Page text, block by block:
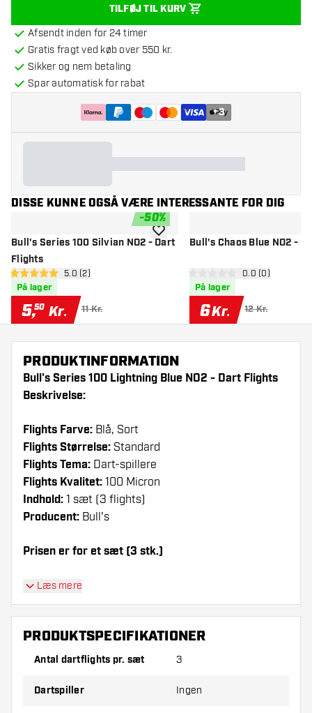
TILFØJ TIL KURV
Afsendt inden for 24 timer
Gratis fragt ved køb over 550 kr.
Sikker og nem betaling
Spar automatisk for rabat
+3
DISSE KUNNE OGSÅ VÆRE INTERESSANTE FOR DIG
-50%
Bull's Series 100 Silvian NO2 - Dart
Flights
åbn anmeldelsespanel
5 bedømmelsesstjerner
5.0 (2)
På lager
5,50 Kr. 11 Kr.
tilføje til ønskeliste
Bull's Chaos Blue NO2 -
åbn
0 bedømmelsesstjerner
0.0 (0)
På lager
6Kr. 12 Kr.
PRODUKTINFORMATION
Bull's Series 100 Lightning Blue NO2 - Dart Flights
Beskrivelse:
Flights Farve: Blå, Sort
Flights Størrelse: Standard
Flights Tema: Dart-spillere
Flights Kvalitet: 100 Micron
Indhold: 1 sæt (3 flights)
Producent: Bull's
Prisen er for et sæt (3 stk.)
Dartshopper-tip!
Sørg for, at du har masser af flights og shafts
på lager. Disse kan blive beskadiget eller
Prøv en anden form, et andet materiale eller en
Læs mere
PRODUKTSPECIFIKATIONER
Antal dartflights pr. sæt 3
Dartspiller Ingen